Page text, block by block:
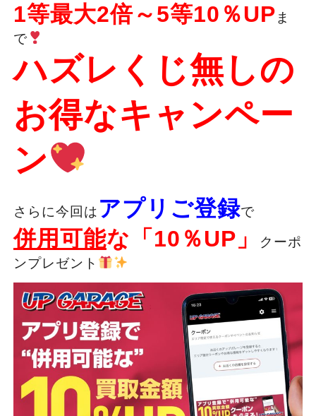
1等最大2倍～5等10％UP ま
で
ハズレくじ無しの
お得なキャンペー
ン
さらに今回は アプリご登録で
併用可能な「10％UP」
クーポ
ンプレゼント